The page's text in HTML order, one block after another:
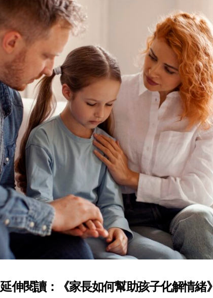
延伸閱讀：《家長如何幫助孩子化解情緒》